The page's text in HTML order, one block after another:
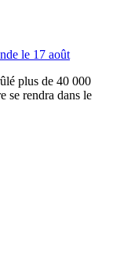
le 17 août
plus de 40 000
se rendra dans le